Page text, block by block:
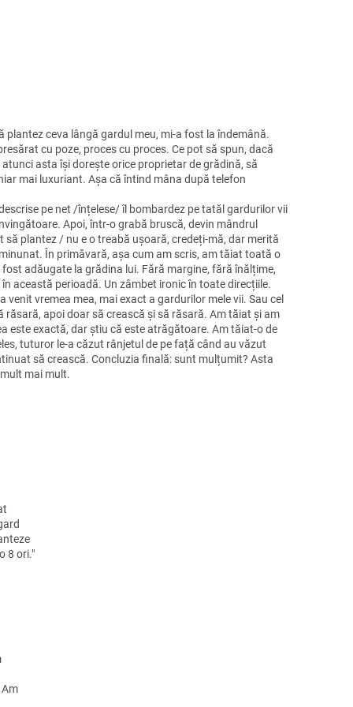
ceva lângă gardul meu, mi-a fost la îndemână.
cu poze, proces cu proces. Ce pot să spun, dacă
asta își dorește orice proprietar de grădină, să
mai luxuriant. Așa că întind mâna după telefon
pe net /înțelese/ îl bombardez pe tatăl gardurilor vii
Apoi, într-o grabă bruscă, devin mândrul
plantez / nu e o treabă ușoară, credeți-mă, dar merită
În primăvară, așa cum am scris, am tăiat toată o
adăugate la grădina lui. Fără margine, fără înălțime,
această perioadă. Un zâmbet ironic în toate direcțiile.
vremea mea, mai exact a gardurilor mele vii. Sau cel
apoi doar să crească și să răsară. Am tăiat și am
este exactă, dar știu că este atrăgătoare. Am tăiat-o de
tuturor le-a căzut rânjetul de pe față când au văzut
să crească. Concluzia finală: sunt mulțumit? Asta
mai mult.
8 ori."